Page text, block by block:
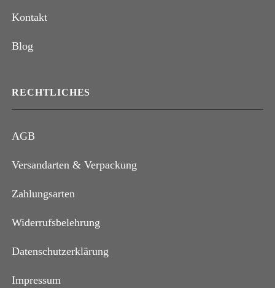
Kontakt
Blog
RECHTLICHES
AGB
Versandarten & Verpackung
Zahlungsarten
Widerrufsbelehrung
Datenschutzerklärung
Impressum